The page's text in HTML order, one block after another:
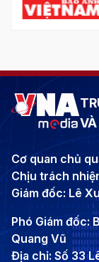
Cơ quan chủ
Chịu trách
Giám đốc: Lê
Phó Giám đốc:
Quang Vũ
Địa chỉ: Số 33